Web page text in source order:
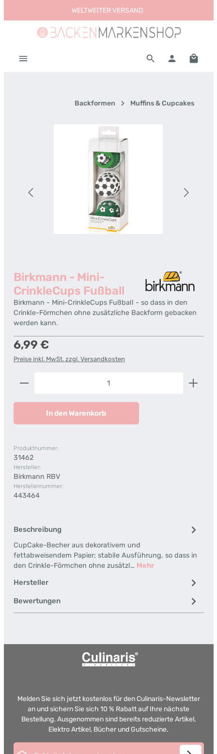
Zum Hauptinhalt springenWELTWEITER VERSAND
Backformen Muffins & Cupcakes
Bildergalerie überspringen
Birkmann - Mini-
CrinkleCups Fußball
Birkmann - Mini-CrinkleCups Fußball - so dass in den
Crinkle-Förmchen ohne zusätzliche Backform gebacken
werden kann.
Regulärer Preis:
6,99 €
Preise inkl. MwSt. zzgl. Versandkosten
Produkt Anzahl: Gib den gewünschten Wert ein
In den Warenkorb
Produktnummer:
31462
Hersteller:
Birkmann RBV
Herstellernummer:
443464
Beschreibung
CupCake-Becher aus dekorativem und
fettabweisendem Papier; stabile Ausführung, so dass in
den Crinkle-Förmchen ohne zusätzl… Mehr
Hersteller
Bewertungen
Melden Sie sich jetzt kostenlos für den Culinaris-Newsletter
an und sichern Sie sich 10 % Rabatt auf Ihre nächste
Bestellung. Ausgenommen sind bereits reduzierte Artikel,
Elektro Artikel, Bücher und Gutscheine.